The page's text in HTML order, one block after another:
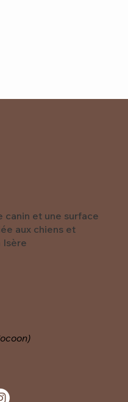
canin et une surface
aux chiens et
Isère